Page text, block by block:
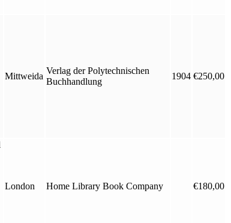
Mittweida
Verlag der Polytechnischen
Buchhandlung
1904 €250,00
London Home Library Book Company €180,00